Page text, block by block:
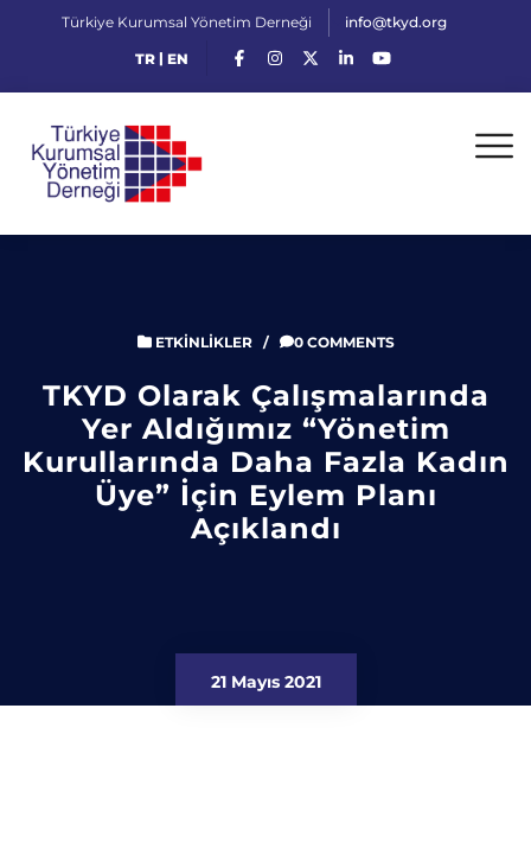
Türkiye Kurumsal Yönetim Derneği info@tkyd.org
TR| EN
ETKINLIKLER/ 0 COMMENTS
TKYD Olarak Çalışmalarında
Yer Aldığımız “Yönetim
Kurullarında Daha Fazla Kadın
Üye” İçin Eylem Planı
Açıklandı
21 Mayıs 2021